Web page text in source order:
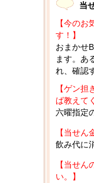
当
【今のお
す！】
おまかせ
ます。あ
れ、確認
【ゲン
ば教えて
六曜指定
【当せん
飲み代に
【当せん
い。】